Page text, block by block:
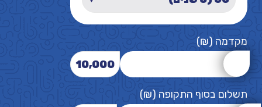
מקדמה (₪)
10,000
תשלום בסוף התקופה (₪)